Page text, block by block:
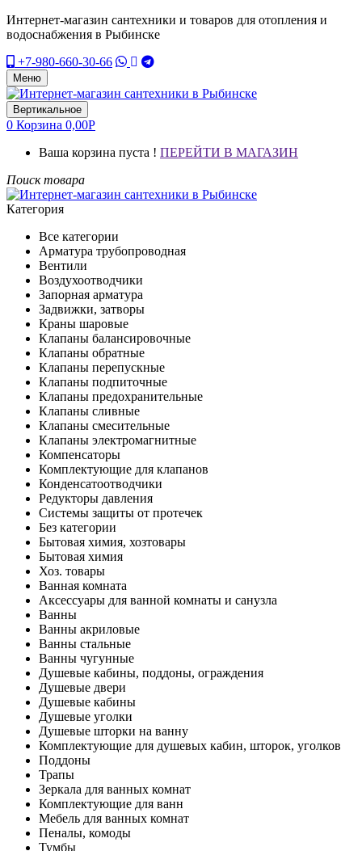
Интернет-магазин сантехники и товаров для отопления и
водоснабжения в Рыбинске
+7-980-660-30-66
Меню
Вертикальное
0 Корзина 0,00Р
Ваша корзина пуста ! ПЕРЕЙТИ В МАГАЗИН
Поиск товара
Категория
Все категории
Арматура трубопроводная
Вентили
Воздухоотводчики
Запорная арматура
Задвижки, затворы
Краны шаровые
Клапаны балансировочные
Клапаны обратные
Клапаны перепускные
Клапаны подпиточные
Клапаны предохранительные
Клапаны сливные
Клапаны смесительные
Клапаны электромагнитные
Компенсаторы
Комплектующие для клапанов
Конденсатоотводчики
Редукторы давления
Системы защиты от протечек
Без категории
Бытовая химия, хозтовары
Бытовая химия
Хоз. товары
Ванная комната
Аксессуары для ванной комнаты и санузла
Ванны
Ванны акриловые
Ванны стальные
Ванны чугунные
Душевые кабины, поддоны, ограждения
Душевые двери
Душевые кабины
Душевые уголки
Душевые шторки на ванну
Комплектующие для душевых кабин, шторок, уголков
Поддоны
Трапы
Зеркала для ванных комнат
Комплектующие для ванн
Мебель для ванных комнат
Пеналы, комоды
Тумбы